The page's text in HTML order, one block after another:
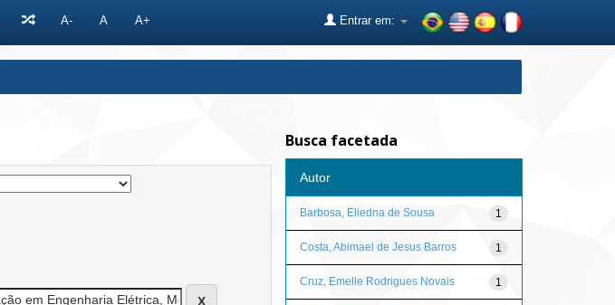
A- A A+ Entrar em:
Busca facetada
Autor
1
Barbosa, Eliedna de Sousa
1
Costa, Abimael de Jesus Barros
1
Cruz, Emelle Rodrigues Novais